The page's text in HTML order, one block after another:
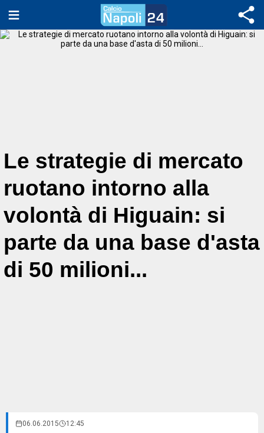
Le strategie di mercato
ruotano intorno alla
volontà di Higuain: si
parte da una base d'asta
di 50 milioni...
06.06.2015 12:45